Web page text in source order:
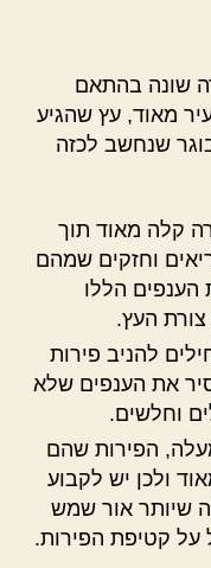
שונה בהתאם
מאוד, עץ שהגיע
בוגר שנחשב לכזה
קלה מאוד תוך
וחזקים שמהם
הענפים הללו
העץ.
3 כבר מתחילים להניב פירות
את הענפים שלא
וחלשים.
בני 5 שנים ומעלה, הפירות שהם
ולכן יש לקבוע
שיותר אור שמש
על קטיפת הפירות.